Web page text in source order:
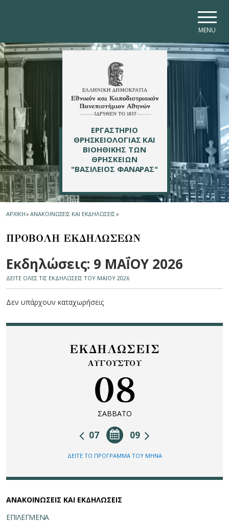
MENU
ΕΡΓΑΣΤΗΡΙΟ
ΘΡΗΣΚΕΙΟΛΟΓΙΑΣ ΚΑΙ
ΒΙΟΗΘΙΚΗΣ ΤΩΝ
ΘΡΗΣΚΕΙΩΝ
"ΒΑΣΙΛΕΙΟΣ ΦΑΝΑΡΑΣ"
ΑΡΧΙΚΗ» ΑΝΑΚΟΙΝΩΣΕΙΣ ΚΑΙ ΕΚΔΗΛΩΣΕΙΣ»
ΠΡΟΒΟΛΗ ΕΚΔΗΛΩΣΕΩΝ
Εκδηλώσεις: 9 ΜΑΪ́ΟΥ 2026
ΔΕΙΤΕ ΟΛΕΣ ΤΙΣ ΕΚΔΗΛΩΣΕΙΣ ΤΟΥ ΜΑΪ́ΟΥ 2026
Δεν υπάρχουν καταχωρήσεις
ΕΚΔΗΛΩΣΕΙΣ
ΑΥΓΟΥΣΤΟΥ
08
ΣΑΒΒΑΤΟ
09
07
ΔΕΙΤΕ ΤΟ ΠΡΟΓΡΑΜΜΑ ΤΟΥ ΜΗΝΑ
ΑΝΑΚΟΙΝΩΣΕΙΣ ΚΑΙ ΕΚΔΗΛΩΣΕΙΣ
ΕΠΙΛΕΓΜΕΝΑ